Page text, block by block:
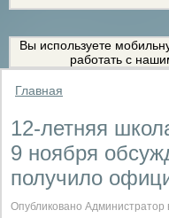
Вы используете
работать с
Главная
12-летняя
9 ноября
получило
Опубликовано Администратор